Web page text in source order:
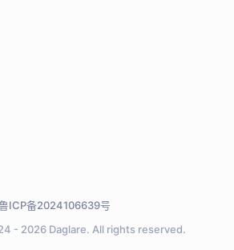
- 2026 Daglare. All rights reserved.
ICP备2024106639号